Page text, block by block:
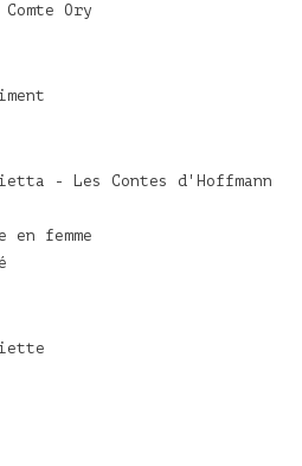
Ory
- Les Contes d'Hoffmann
en femme